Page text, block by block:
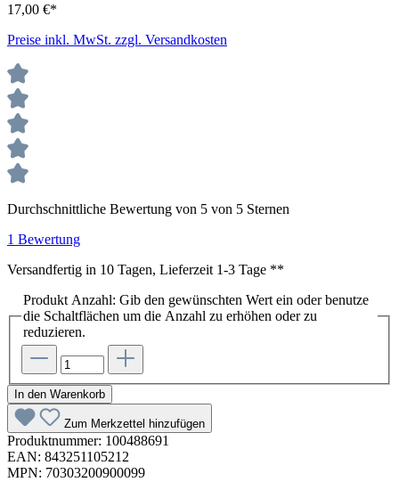
17,00 €*
Preise inkl. MwSt. zzgl. Versandkosten
Durchschnittliche Bewertung von 5 von 5 Sternen
1 Bewertung
Versandfertig in 10 Tagen, Lieferzeit 1-3 Tage **
Produkt Anzahl: Gib den gewünschten Wert ein oder benutze
die Schaltflächen um die Anzahl zu erhöhen oder zu
reduzieren.
In den Warenkorb
Zum Merkzettel hinzufügen
Produktnummer: 100488691
EAN: 843251105212
MPN: 70303200900099